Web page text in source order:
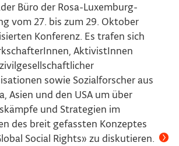
Büro der Rosa-Luxemburg-
vom 27. bis zum 29. Oktober
Konferenz. Es trafen sich
AktivistInnen
sowie Sozialforscher aus
Asien und den USA um über
und Strategien im
des breit gefassten Konzeptes
Social Rights» zu diskutieren.